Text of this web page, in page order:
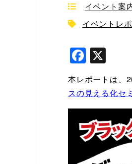
イベント案
イベントレ
F
a
c
e
b
o
o
本レポートは、
スの見える化セ